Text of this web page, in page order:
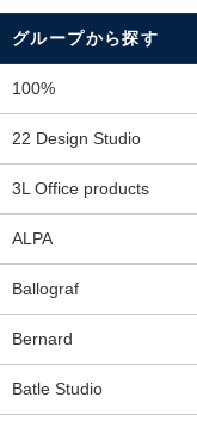
グループから探す
100%
22 Design Studio
3L Office products
ALPA
Ballograf
Bernard
Batle Studio